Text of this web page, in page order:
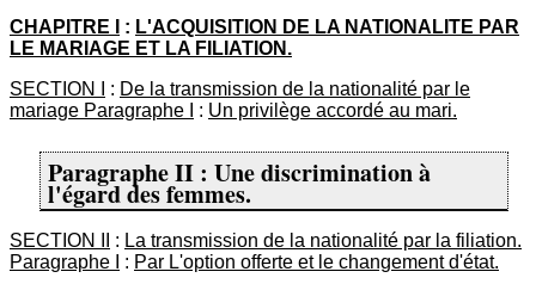
CHAPITRE I : L'ACQUISITION DE LA NATIONALITE PAR
LE MARIAGE ET LA FILIATION.
SECTION I
: De la transmission de la nationalité par le
mariage Paragraphe I
: Un privilège accordé au mari.
Paragraphe II : Une discrimination à
l'égard des femmes.
SECTION II : La transmission de la nationalité par la filiation.
Paragraphe I
: Par L'option offerte et le changement d'état.